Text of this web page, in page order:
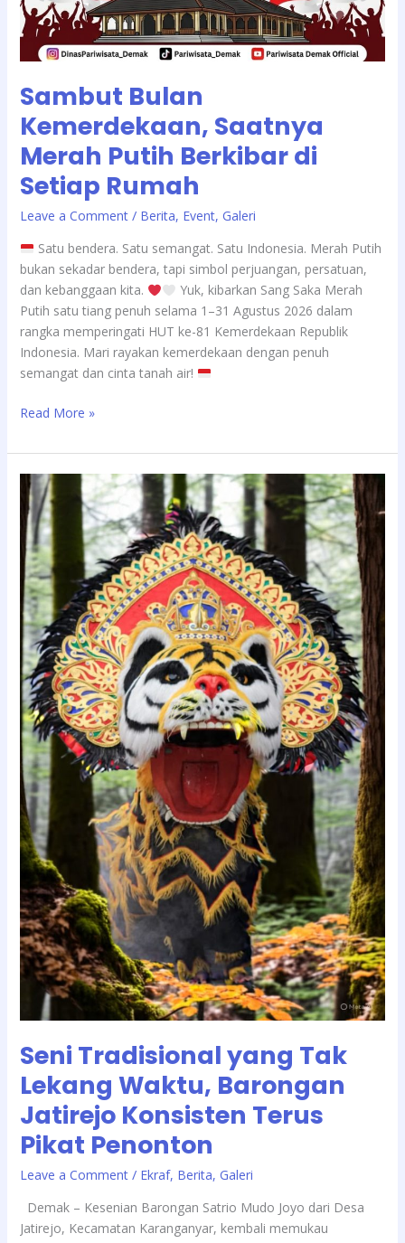
Sambut Bulan
Kemerdekaan, Saatnya
Merah Putih Berkibar di
Setiap Rumah
Leave a Comment / Berita, Event, Galeri
Satu bendera. Satu semangat. Satu Indonesia. Merah Putih
bukan sekadar bendera, tapi simbol perjuangan, persatuan,
dan kebanggaan kita.
Yuk, kibarkan Sang Saka Merah
Putih satu tiang penuh selama 1–31 Agustus 2026 dalam
rangka memperingati HUT ke-81 Kemerdekaan Republik
Indonesia. Mari rayakan kemerdekaan dengan penuh
semangat dan cinta tanah air!
Read More »
Seni Tradisional yang Tak
Lekang Waktu, Barongan
Jatirejo Konsisten Terus
Pikat Penonton
Leave a Comment / Ekraf, Berita, Galeri
Demak – Kesenian Barongan Satrio Mudo Joyo dari Desa
Jatirejo, Kecamatan Karanganyar, kembali memukau
Seni
Tradisional
yang
Tak
Lekang
Waktu,
Barongan
Jatirejo
Konsisten
Terus
Pikat
Penonton